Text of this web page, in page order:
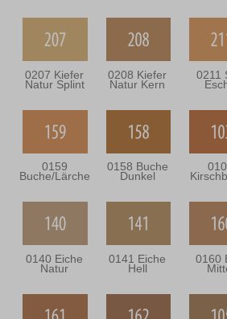
0207 Kiefer
Natur Splint
0208 Kiefer
Natur Kern
0211
0159
Buche/Lärche
0158 Buche
Dunkel
0140 Eiche
Natur
0141 Eiche
Hell
0160